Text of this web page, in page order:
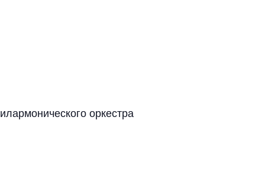
оркестра